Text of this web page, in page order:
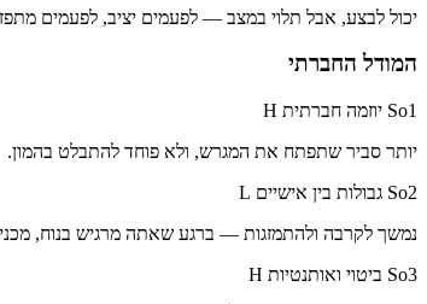
יכול לבצע, אבל תלוי במצב — לפעמים יציב, לפעמים
המודל החברתי
So1 יוזמה חברתית
H
יותר סביר שתפתח את המגרש, ולא פוחד להתבלט בהמון.
So2 גבולות בין אישיים
L
נמשך לקרבה ולהתמזגות — ברגע שאתה מרגיש בנוח,
So3 ביטוי ואותנטיות
H